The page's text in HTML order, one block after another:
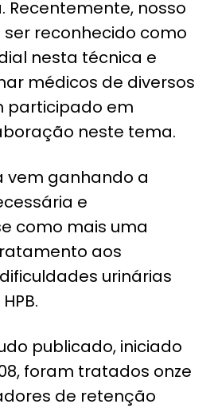
Recentemente, nosso
reconhecido como
nesta técnica e
médicos de diversos
participado em
neste tema.
vem ganhando a
e
como mais uma
aos
urinárias
publicado, iniciado
foram tratados onze
de retenção